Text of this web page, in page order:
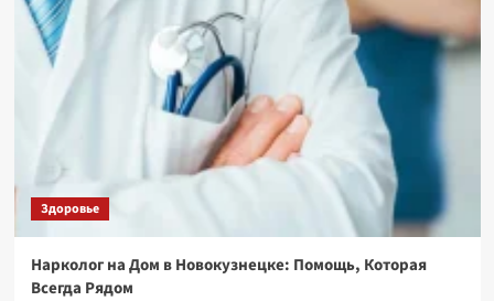
Здоровье
Нарколог на Дом в Новокузнецке: Помощь, Которая
Всегда Рядом